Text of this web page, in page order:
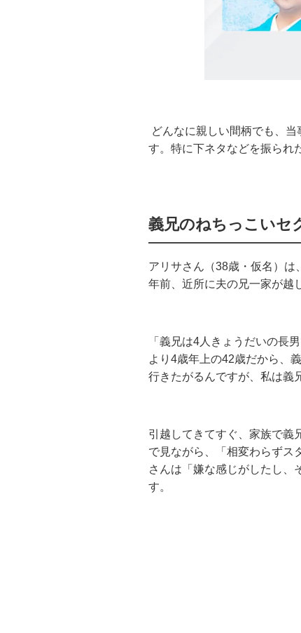
どんなに親しい間柄でも、
す。特に下ネタなどを振られ
義兄のねちっこい
アリサさん（38歳・仮名）は
年前、近所に夫の兄一家が越
「義兄は4 人きょうだいの長
より 4歳年上の42歳だから、
行きたがるんですが、私は義
引越してきてすぐ、家族で義
で見ながら、「相変わらずス
さんは「嫌な感じがしたし、
す。